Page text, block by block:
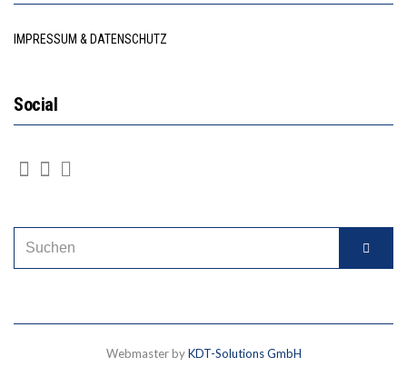
IMPRESSUM & DATENSCHUTZ
Social
Webmaster byKDT-Solutions GmbH